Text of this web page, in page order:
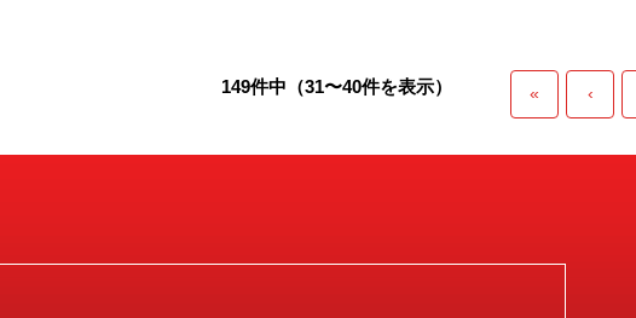
149件中（31〜40件を表示） « ‹